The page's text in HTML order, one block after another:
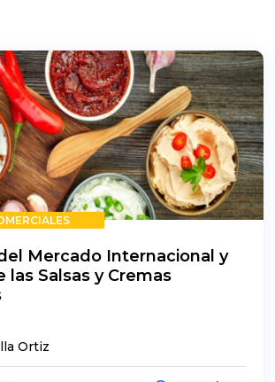
Mercado Internacional y
las Salsas y Cremas
Ortiz